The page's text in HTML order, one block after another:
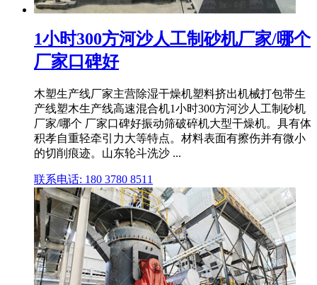
1小时300方河沙人工制砂机厂家/哪个
厂家口碑好
木塑生产线厂家主营除湿干燥机塑料挤出机械打包带生
产线塑木生产线高速混合机1小时300方河沙人工制砂机
厂家/哪个 厂家口碑好振动筛破碎机大型干燥机。具有体
积孝自重轻牵引力大等特点。材料表面有擦伤并有微小
的切削痕迹。山东轮斗洗沙 ...
联系电话: 180 3780 8511